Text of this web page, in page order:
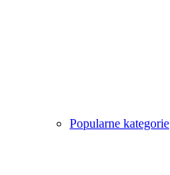
Popularne kategorie